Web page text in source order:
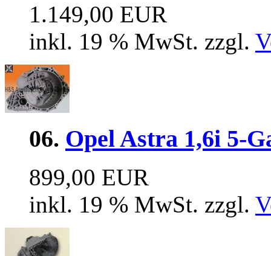
1.149,00 EUR
inkl. 19 % MwSt. zzgl.
06. Opel Astra 1,6i 5-
899,00 EUR
inkl. 19 % MwSt. zzgl.